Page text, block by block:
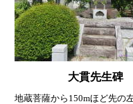
大貫先生碑
地蔵菩薩から150mほど先の